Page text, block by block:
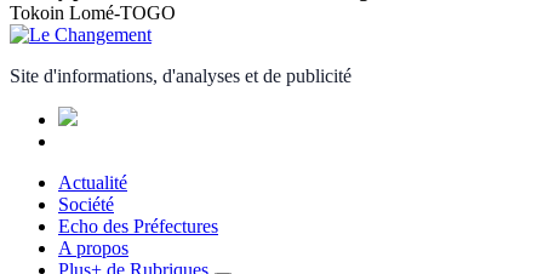
Tokoin Lomé-TOGO
Site d'informations, d'analyses et de publicité
Actualité
Société
Echo des Préfectures
A propos
Plus+ de Rubriques